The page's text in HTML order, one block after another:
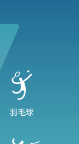
羽毛球